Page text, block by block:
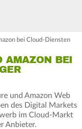
bei Cloud-Diensten
AMAZON BEI
und Amazon Web
des Digital Markets
im Cloud-Markt
Anbieter.